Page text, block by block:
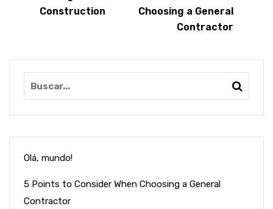
Construction
Choosing a General
Contractor
Olá, mundo!
5 Points to Consider When Choosing a General
Contractor